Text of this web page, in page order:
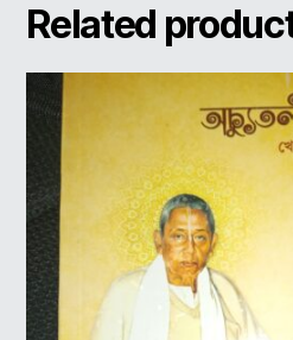
Related